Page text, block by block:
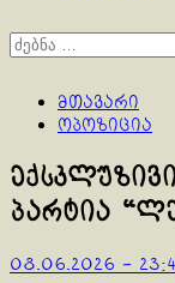
ძებნა:
მთავარი
ოპოზიცია
პარტია
08.06.2026 -